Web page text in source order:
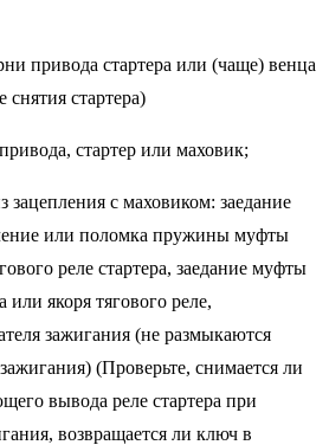
привода стартера или (чаще) венца
стартера)
стартер или маховик;
с маховиком: заедание
или поломка пружины муфты
реле стартера, заедание муфты
якоря тягового реле,
зажигания (не размыкаются
(Проверьте, снимается ли
вывода реле стартера при
возвращается ли ключ в